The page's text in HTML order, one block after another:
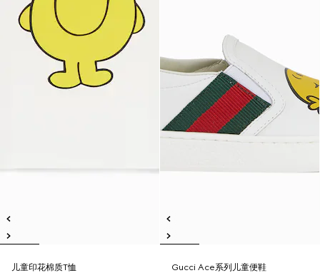
儿童印花棉质T恤
Gucci Ace系列儿童便鞋